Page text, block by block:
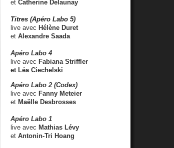
et Catherine Delaunay
Titres (Apéro Labo 5)
live avec Hélène Duret
et Alexandre Saada
Apéro Labo 4
live avec Fabiana Striffler
et Léa Ciechelski
Apéro Labo 2 (Codex)
live avec Fanny Meteier
et Maëlle Desbrosses
Apéro Labo 1
live avec Mathias Lévy
et Antonin-Tri Hoang